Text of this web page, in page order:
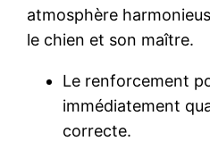
atmosphère
le chien et son maître.
Le renforcement
immédiatement
correcte.